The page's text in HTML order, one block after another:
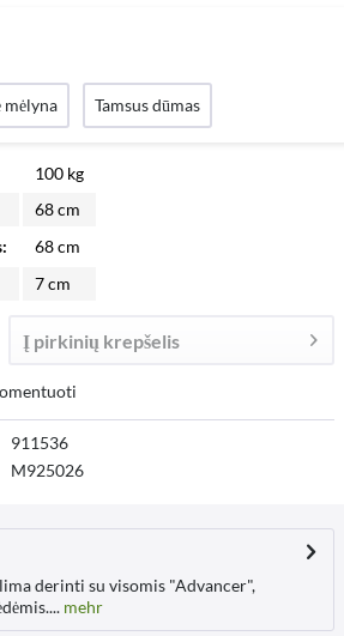
mėlyna Tamsus dūmas
100 kg
68 cm
68 cm
7 cm
Į pirkinių krepšelis
911536
M925026
derinti su visomis "Advancer",
mehr